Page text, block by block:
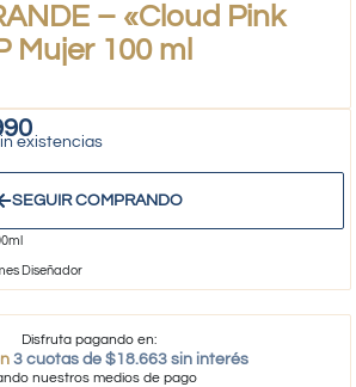
– «Cloud Pink
Mujer 100 ml
existencias
SEGUIR COMPRANDO
Diseñador
Disfruta pagando en:
3 cuotas de $18.663 sin interés
nuestros medios de pago